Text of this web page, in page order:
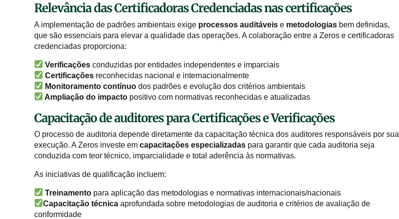
Relevância das Certificadoras Credenciadas nas certificações
A implementação de padrões ambientais exige processos auditáveis e metodologias bem definidas,
que são essenciais para elevar a qualidade das operações. A colaboração entre a Zeros e certificadoras
credenciadas proporciona:
Verificaçõesconduzidas por entidades independentes e imparciais
Certificações reconhecidas nacional e internacionalmente
Monitoramento contínuo dos padrões e evolução dos critérios ambientais
Ampliação do impacto positivo com normativas reconhecidas e atualizadas
Capacitação de auditores para Certificações e Verificações
O processo de auditoria depende diretamente da capacitação técnica dos auditores responsáveis por sua
execução. A Zeros investe em capacitações especializadas para garantir que cada auditoria seja
conduzida com teor técnico, imparcialidade e total aderência às normativas.
As iniciativas de qualificação incluem:
Treinamento para aplicação das metodologias e normativas internacionais/nacionais
Capacitação técnica aprofundada sobre metodologias de auditoria e critérios de avaliação de
conformidade